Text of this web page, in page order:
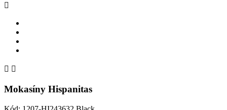

 
Mokasíny Hispanitas